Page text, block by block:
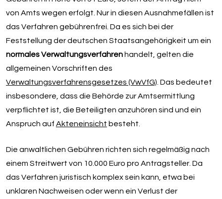
von Amts wegen erfolgt. Nur in diesen Ausnahmefällen ist
das Verfahren gebührenfrei. Da es sich bei der
Feststellung der deutschen Staatsangehörigkeit um ein
normales Verwaltungsverfahrenhandelt, gelten die
allgemeinen Vorschriften des
Verwaltungsverfahrensgesetzes (VwVfG) . Das bedeutet
insbesondere, dass die Behörde zur Amtsermittlung
verpflichtet ist, die Beteiligten anzuhören sind und ein
Anspruch auf Akteneinsicht besteht.
Die anwaltlichen Gebühren richten sich regelmäßig nach
einem Streitwert von 10.000 Euro pro Antragsteller. Da
das Verfahren juristisch komplex sein kann, etwa bei
unklaren Nachweisen oder wenn ein Verlust der